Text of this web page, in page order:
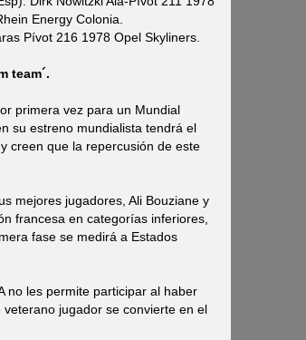
Energy Colonia.
Pívot 216 1978 Opel Skyliners.
team´.
primera vez para un Mundial
su estreno mundialista tendrá el
creen que la repercusión de este
mejores jugadores, Ali Bouziane y
francesa en categorías inferiores,
fase se medirá a Estados
no les permite participar al haber
jugador se convierte en el